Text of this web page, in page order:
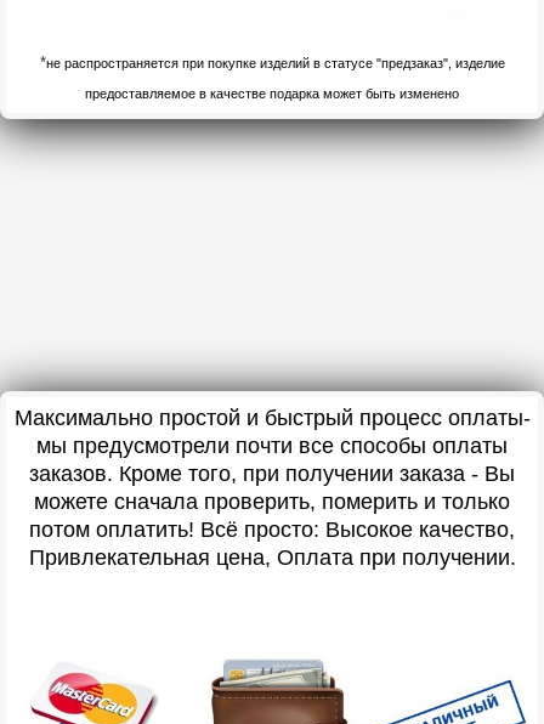
*не распространяется при покупке изделий в статусе "предзаказ", изделие
предоставляемое в качестве подарка может быть изменено
Максимально простой и быстрый процесс оплаты-
мы предусмотрели почти все способы оплаты
заказов. Кроме того, при получении заказа - Вы
можете сначала проверить, померить и только
потом оплатить! Всё просто: Высокое качество,
Привлекательная цена, Оплата при получении.